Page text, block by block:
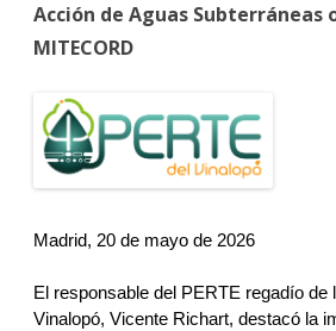
Acción de Aguas Subterráneas
MITECORD
Madrid, 20 de mayo de 2026
El responsable del PERTE regadío de
Vinalopó, Vicente Richart, destacó la